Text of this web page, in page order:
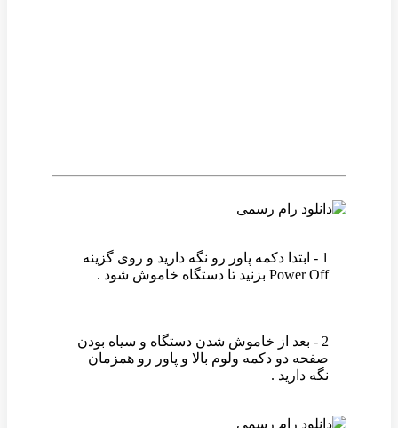
1 - ابتدا دکمه پاور رو نگه دارید و روی گزینه
Power Off بزنید تا دستگاه خاموش شود .
2 - بعد از خاموش شدن دستگاه و سیاه بودن
صفحه دو دکمه ولوم بالا و پاور رو همزمان
نگه دارید .